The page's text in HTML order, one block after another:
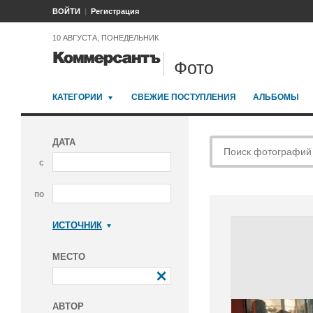
ВОЙТИ Регистрация
10 АВГУСТА, ПОНЕДЕЛЬНИК
Фото
КАТЕГОРИИ СВЕЖИЕ ПОСТУПЛЕНИЯ АЛЬБОМЫ
ДАТА
с
по
ИСТОЧНИК
МЕСТО
АВТОР